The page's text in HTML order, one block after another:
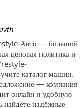
Авто — большой
ценовая политика и
каталог машин.
— компания
онлайн и удобную
надёжные